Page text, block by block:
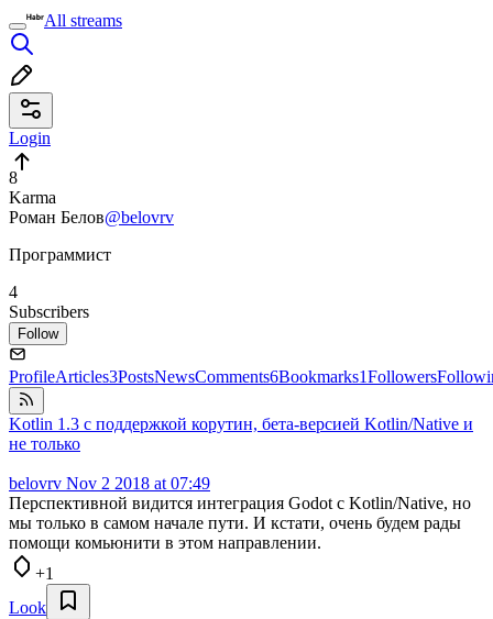
All streams
Login
8
Karma
Роман Белов@belovrv
Программист
4
Subscribers
Follow
ProfileArticles3PostsNewsComments6Bookmarks1Followers
Kotlin 1.3 с поддержкой корутин, бета-версией Kotlin/Native и
не только
belovrv Nov 2 2018 at 07:49
Перспективной видится интеграция Godot с Kotlin/Native, но
мы только в самом начале пути. И кстати, очень будем рады
помощи комьюнити в этом направлении.
+1
Look